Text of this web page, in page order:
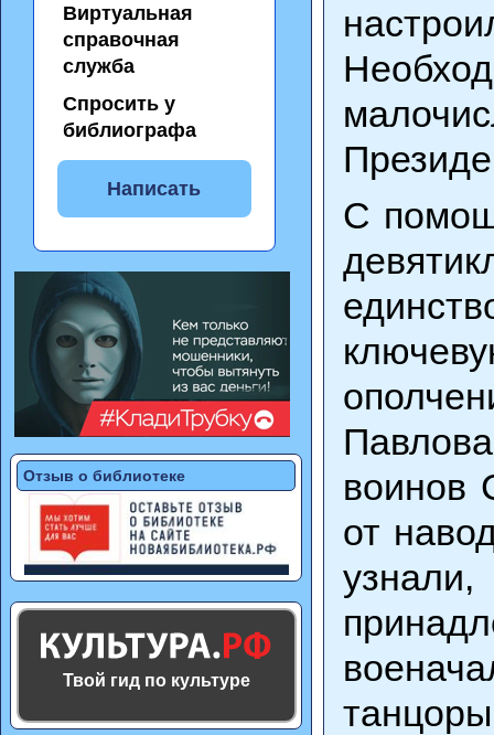
Виртуальная
справочная
служба
Спросить у
библиографа
Написать
Отзыв о библиотеке
Твой гид по культуре
С
воинов
от